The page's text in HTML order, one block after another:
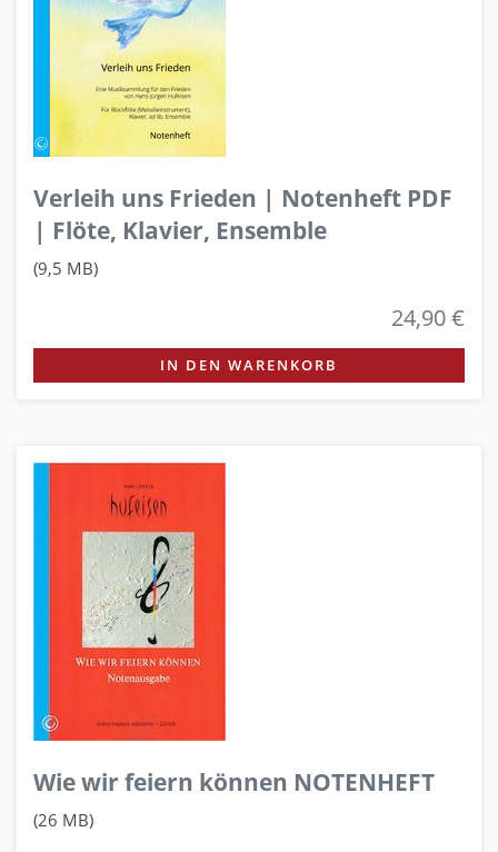
Verleih uns Frieden | Notenheft PDF
| Flöte, Klavier, Ensemble
(9,5 MB)
24,90 €
IN DEN WARENKORB
Wie wir feiern können NOTENHEFT
(26 MB)